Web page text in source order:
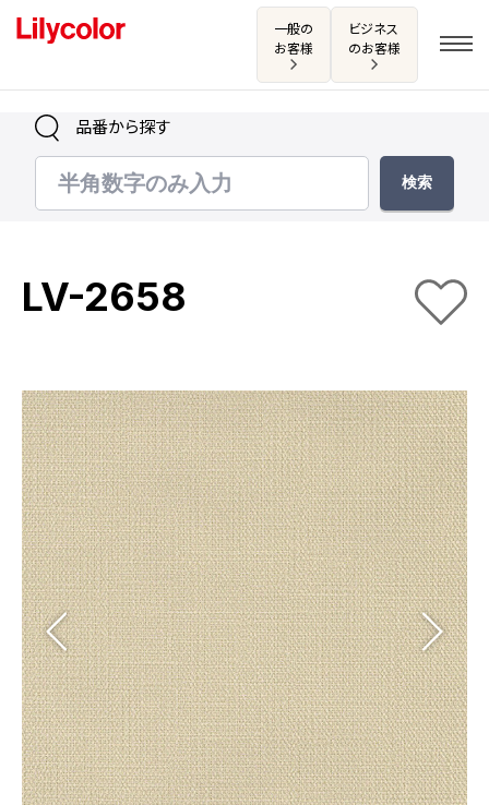
一般の
お客様
ビジネス
のお客様
ログイン・新規会員登録
お気に入り
商品を探す
商品を探す トップ
壁紙
カーテン
床材
ブランド・コレクション
Lilycolor Coordinate 着せ替えシミュレーション
カタログ一覧
カタログ一覧 トップ
壁紙
カーテン
床材
サステナブル商品
ノンワックス床タイル
壁紙機能性ガイド
施工事例
施工事例 トップ
医療・福祉施設
ホテル・オフィス・店舗
モデルハウス
新築戸建・マンション
#リリカラのある暮らし
リリカラノート
ショールーム
ショールーム トップ
東京ショールーム
お客様サポート
品番から探す
LV-2658